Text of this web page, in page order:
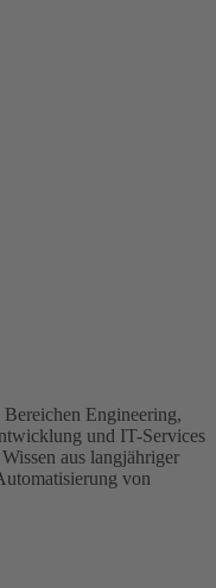
Engineering,
und IT-Services
aus langjähriger
von